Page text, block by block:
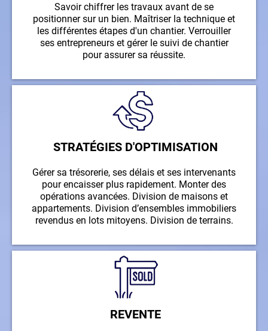
Savoir chiffrer les travaux avant de se
positionner sur un bien. Maîtriser la technique et
les différentes étapes d'un chantier. Verrouiller
ses entrepreneurs et gérer le suivi de chantier
pour assurer sa réussite.
STRATÉGIES D'OPTIMISATION
Gérer sa trésorerie, ses délais et ses intervenants
pour encaisser plus rapidement. Monter des
opérations avancées. Division de maisons et
appartements. Division d’ensembles immobiliers
revendus en lots mitoyens. Division de terrains.
REVENTE